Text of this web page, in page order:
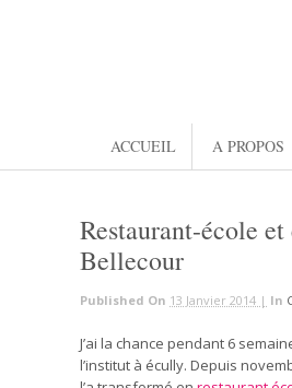
ACCUEIL A PROPOS
Restaurant-école
Bellecour
Published On 13 Janvier 2014 | In
J’ai la chance pendant 6
l’institut à écully. Depuis